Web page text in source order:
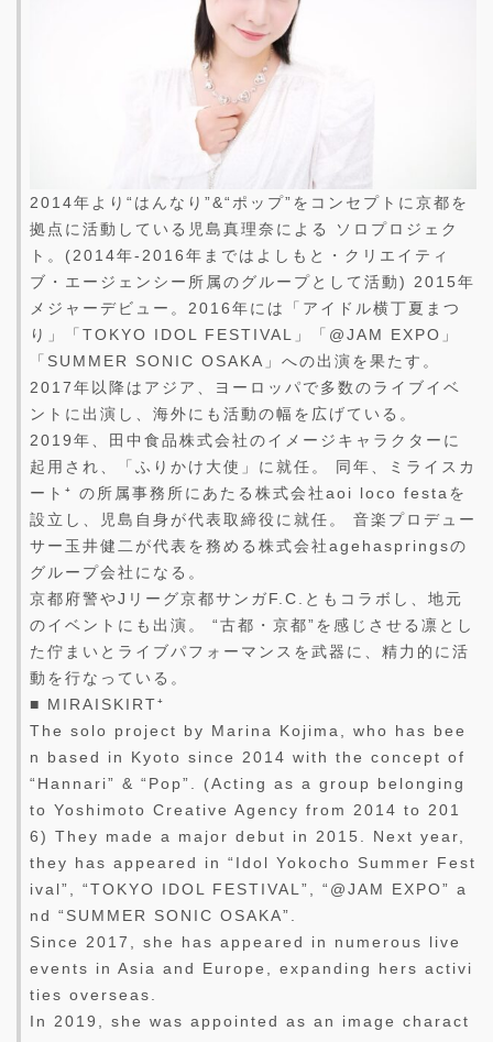
2014年より“はんなり”&“ポップ”をコンセプトに京都を
拠点に活動している児島真理奈による ソロプロジェク
ト。(2014年-2016年まではよしもと・クリエイティ
ブ・エージェンシー所属のグループとして活動) 2015年
メジャーデビュー。2016年には「アイドル横丁夏まつ
り」「TOKYO IDOL FESTIVAL」「@JAM EXPO」
「SUMMER SONIC OSAKA」への出演を果たす。
2017年以降はアジア、ヨーロッパで多数のライブイベ
ントに出演し、海外にも活動の幅を広げている。
2019年、田中食品株式会社のイメージキャラクターに
起用され、「ふりかけ大使」に就任。 同年、ミライスカ
ート⁺ の所属事務所にあたる株式会社aoi loco festaを
設立し、児島自身が代表取締役に就任。 音楽プロデュー
サー玉井健二が代表を務める株式会社agehaspringsの
グループ会社になる。
京都府警やJリーグ京都サンガF.C.ともコラボし、地元
のイベントにも出演。 “古都・京都”を感じさせる凛とし
た佇まいとライブパフォーマンスを武器に、精力的に活
動を行なっている。
■ MIRAISKIRT⁺
The solo project by Marina Kojima, who has bee
n based in Kyoto since 2014 with the concept of
“Hannari” & “Pop”. (Acting as a group belonging
to Yoshimoto Creative Agency from 2014 to 201
6) They made a major debut in 2015. Next year,
they has appeared in “Idol Yokocho Summer Fest
ival”, “TOKYO IDOL FESTIVAL”, “@JAM EXPO” a
nd “SUMMER SONIC OSAKA”.
Since 2017, she has appeared in numerous live
events in Asia and Europe, expanding hers activi
ties overseas.
In 2019, she was appointed as an image charact